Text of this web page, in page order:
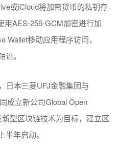
或iCloud将加密货币的私钥存
用AES-256-GCM加密进行加
Wallet移动应用程序访问，
。
日本三菱UFJ金融集团与
成立新公司Global Open
型区块链技术为目标，建立区
年启动。